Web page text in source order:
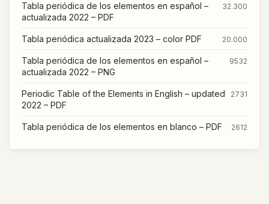
Tabla periódica de los elementos en español –
actualizada 2022 – PDF
32.300
Tabla periódica actualizada 2023 – color PDF 20.000
Tabla periódica de los elementos en español –
actualizada 2022 – PNG
9532
Periodic Table of the Elements in English – updated
2022 – PDF
2731
Tabla periódica de los elementos en blanco – PDF 2612